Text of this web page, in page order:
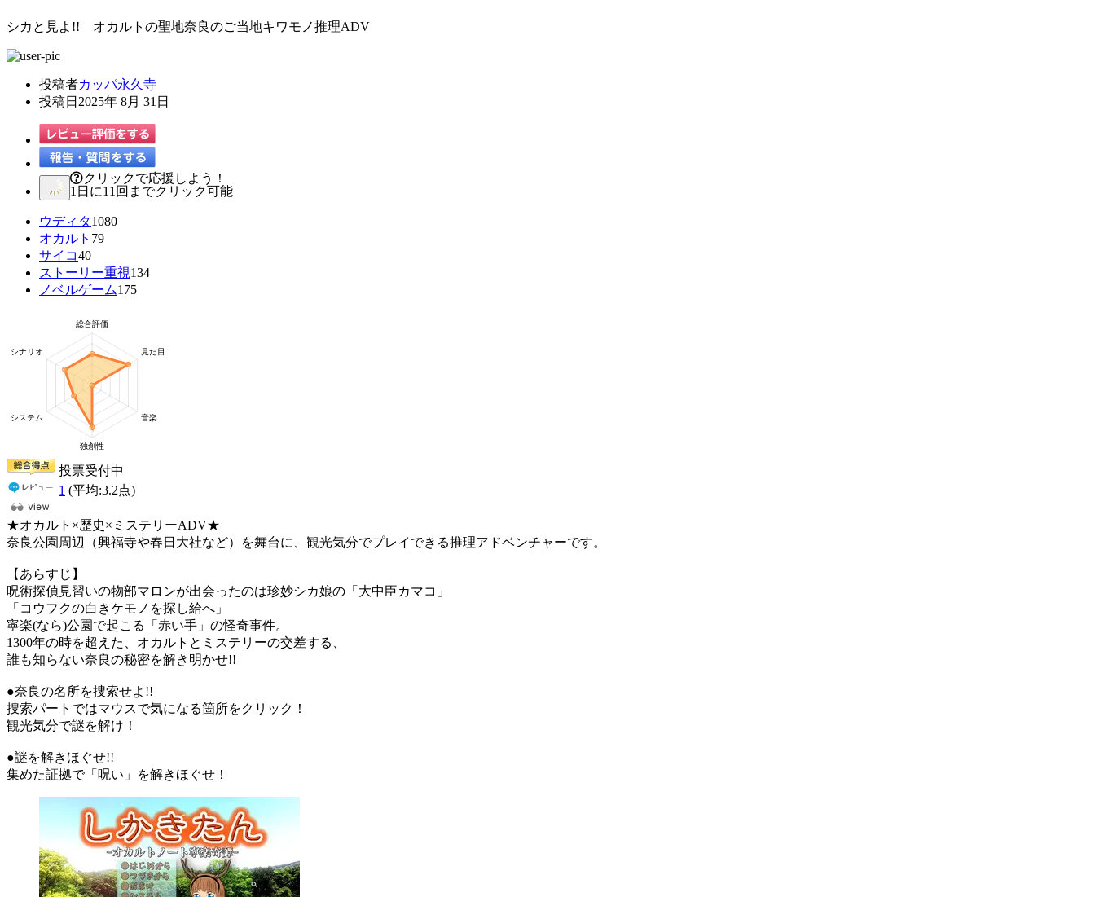
シカと見よ!! オカルトの聖地奈良のご当地キワモノ推理ADV
投稿者カッパ永久寺
投稿日 2025年 8月 31日
クリックで応援しよう！
1日に11回までクリック可能
ウディタ1080
オカルト 79
サイコ40
ストーリー重視134
ノベルゲーム175
投票受付中
1 (平均:3.2点)
★オカルト×歴史×ミステリーADV★
奈良公園周辺（興福寺や春日大社など）を舞台に、観光気分でプレイできる推理アドベンチャーです。
【あらすじ】
呪術探偵見習いの物部マロンが出会ったのは珍妙シカ娘の「大中臣カマコ」
「コウフクの白きケモノを探し給へ」
寧楽(なら)公園で起こる「赤い手」の怪奇事件。
1300年の時を超えた、オカルトとミステリーの交差する、
誰も知らない奈良の秘密を解き明かせ!!
●奈良の名所を捜索せよ!!
捜索パートではマウスで気になる箇所をクリック！
観光気分で謎を解け！
●謎を解きほぐせ!!
集めた証拠で「呪い」を解きほぐせ！